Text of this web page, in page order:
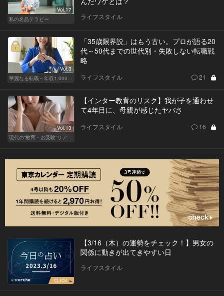
Vol.17
私の名品テラピー
ライフスタイル
Vol.3
華麗なる転職～年収1,000万超の道～
「35歳限界説」はもう古い。プロが語る20
代～50代までの世代別・失敗しない転職戦
略
ライフスタイル 21
Vol.13
現代の“教育・お受験”リアルドキュメント
【インター教育のリスク】我が子を通わせ
て4年目に、母親が感じたヤバさ
ライフスタイル 16
【3/16（木）の運勢をチェック！】男女の
関係に動きが出てきやすい日
ライフスタイル